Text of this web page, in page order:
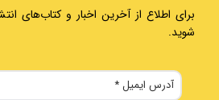
برای اطلاع از آخرین اخبار و کتاب‌های
شوید.